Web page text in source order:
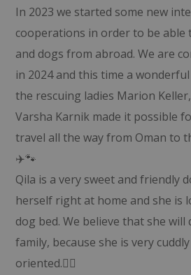
In 2023 we started some new
cooperations in order to be able
and dogs from abroad. We are
in 2024 and this time a
the rescuing ladies Marion
Varsha Karnik made it possible
travel all the way from Oman to
✈️🐾
Qila is a very sweet and friendly
herself right at home and she is
dog bed. We believe that she will
family, because she is very
oriented.🐕‍🦺